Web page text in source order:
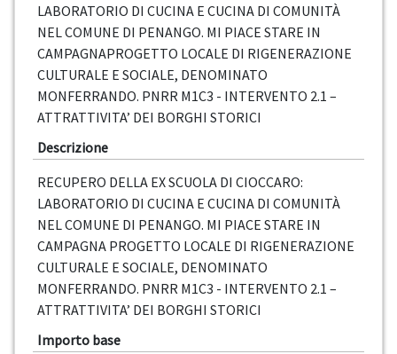
LABORATORIO DI CUCINA E CUCINA DI COMUNITÀ
NEL COMUNE DI PENANGO. MI PIACE STARE IN
CAMPAGNAPROGETTO LOCALE DI RIGENERAZIONE
CULTURALE E SOCIALE, DENOMINATO
MONFERRANDO. PNRR M1C3 - INTERVENTO 2.1 –
ATTRATTIVITA’ DEI BORGHI STORICI
Descrizione
RECUPERO DELLA EX SCUOLA DI CIOCCARO:
LABORATORIO DI CUCINA E CUCINA DI COMUNITÀ
NEL COMUNE DI PENANGO. MI PIACE STARE IN
CAMPAGNA PROGETTO LOCALE DI RIGENERAZIONE
CULTURALE E SOCIALE, DENOMINATO
MONFERRANDO. PNRR M1C3 - INTERVENTO 2.1 –
ATTRATTIVITA’ DEI BORGHI STORICI
Importo base